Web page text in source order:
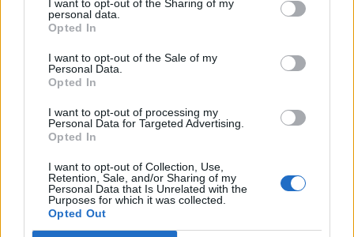
I want to opt-out of the Sharing of my
personal data.
Opted In
I want to opt-out of the Sale of my
Personal Data.
Opted In
I want to opt-out of processing my
Personal Data for Targeted Advertising.
Opted In
I want to opt-out of Collection, Use,
Retention, Sale, and/or Sharing of my
Personal Data that Is Unrelated with the
Purposes for which it was collected.
Opted Out
A rovat további cikkei